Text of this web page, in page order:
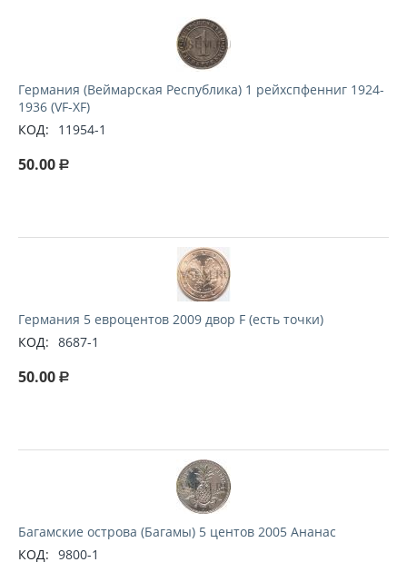
Германия (Веймарская Республика) 1 рейхспфенниг 1924-
1936 (VF-XF)
КОД:
11954-1
50.00 Р
Германия 5 евроцентов 2009 двор F (есть точки)
КОД: 8687-1
50.00 Р
Багамские острова (Багамы) 5 центов 2005 Ананас
КОД: 9800-1